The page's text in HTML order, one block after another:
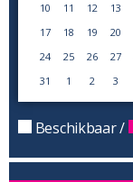
10 11 12 13
17
18 19 20
24
25 26 27
31
1 2 3
Beschikbaar /